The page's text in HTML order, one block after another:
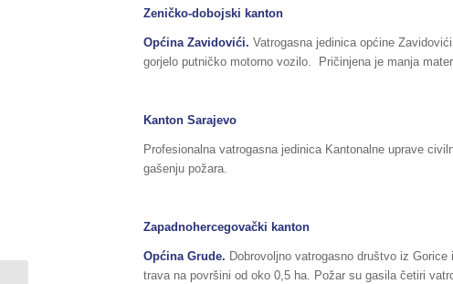
Zeničko-dobojski kanton
Općina Zavidovići. Vatrogasna jedinica općine
gorjelo putničko motorno vozilo. Pričinjena je manja
Kanton Sarajevo
Profesionalna vatrogasna jedinica Kantonalne uprave
gašenju požara.
Zapadnohercegovački kanton
Općina Grude. Dobrovoljno vatrogasno društvo iz
trava na površini od oko 0,5 ha. Požar su gasila četiri